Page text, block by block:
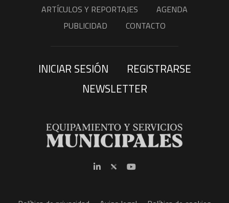
ARTÍCULOS Y REPORTAJES
AGENDA
PUBLICIDAD
CONTACTO
INICIAR SESIÓN
REGISTRARSE
NEWSLETTER